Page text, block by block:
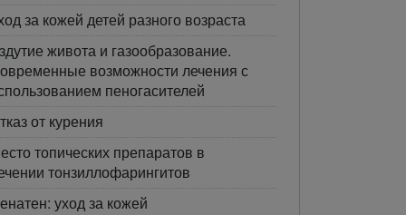
за кожей детей разного возраста
живота и газообразование.
возможности лечения с
пеногасителей
от курения
топических препаратов в
тонзиллофарингитов
уход за кожей